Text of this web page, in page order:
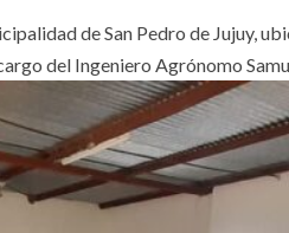
de San Pedro de Jujuy,
del Ingeniero Agrónomo